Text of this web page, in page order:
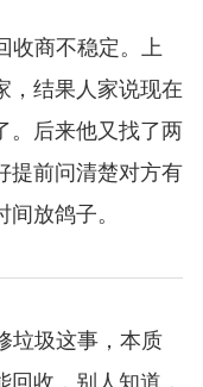
收商不稳定。上
，结果人家说现在
。后来他又找了两
提前问清楚对方有
放鸽子。
垃圾这事，本质